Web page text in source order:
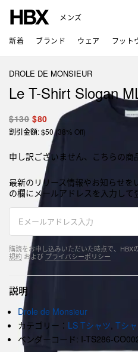
メンズ
新着 ブランド ウェア フット
DROLE DE MONSIEUR
Le T-Shirt Slogan
$130 $80
割引金額: $50 (38% Off)
申し訳ございません、こちらの商
最新のリリース情報やお知らせ
の欄にメールアドレスを入力して
購読をお申し込みいただいた時点で、HBX
規約 および プライバシーポリシー
説明
Drole de Monsieur
カテゴリー： LS Tシャツ, Tシ
ベンダーコード: I-TS286-